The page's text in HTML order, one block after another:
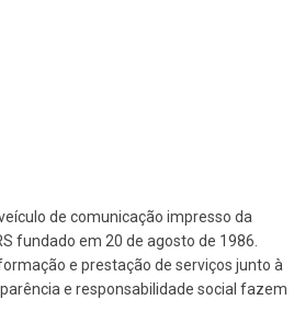
de comunicação impresso da
fundado em 20 de agosto de 1986.
e prestação de serviços junto à
e responsabilidade social fazem